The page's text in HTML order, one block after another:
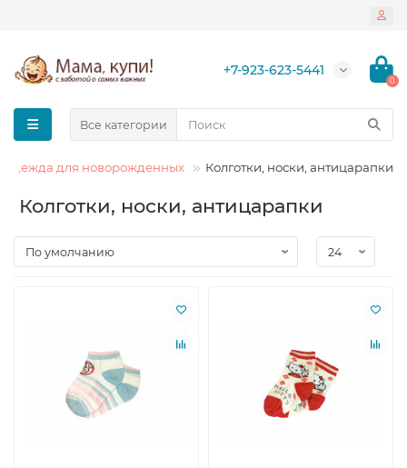
+7-923-623-5441
0
Все категории
Одежда для новорожденных Колготки, носки, антицарапки
Колготки, носки, антицарапки